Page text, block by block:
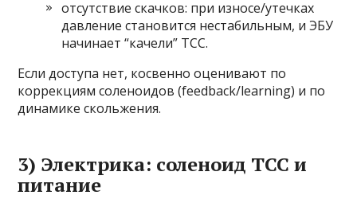
отсутствие скачков: при износе/утечках
давление становится нестабильным, и ЭБУ
начинает “качели” TCC.
Если доступа нет, косвенно оценивают по
коррекциям соленоидов (feedback/learning) и по
динамике скольжения.
3) Электрика: соленоид TCC и
питание